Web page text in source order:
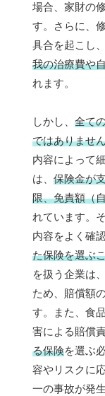
場合、家財の
す。さらに、
具合を起こし
我の治療費や
れます。
しかし、 全て
ではありませ
内容によって
は、 保険金が
限、免責額（
れています。
内容をよく確認
た保険を選ぶ
を扱う企業は
ため、賠償額
す。また、食
害による賠償
る保険を選ぶ
容やリスクに
一の事故が発